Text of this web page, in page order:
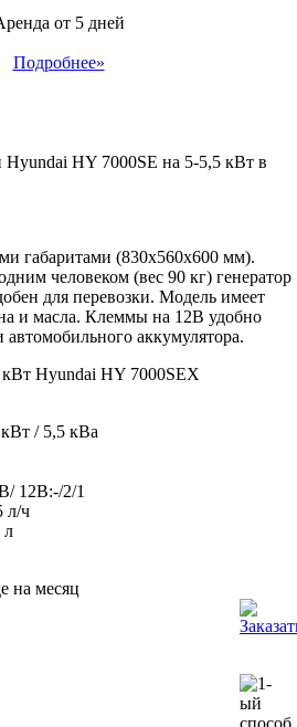
от 5 дней
Подробнее»
габаритами (830х560х600 мм).
человеком (вес 90 кг) генератор
для перевозки. Модель имеет
и масла. Клеммы на 12В удобно
автомобильного аккумулятора.
Hyundai HY 7000SEX
/ 5,5 кВа
12В:-/2/1
л/ч
л
на месяц